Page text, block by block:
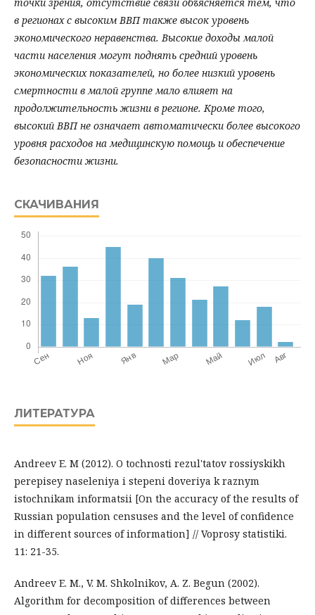
в регионах с высоким ВВП также высок уровень
экономического неравенства. Высокие доходы малой
части населения могут поднять средний уровень
экономических показателей, но более низкий уровень
смертности в малой группе мало влияет на
продолжительность жизни в регионе. Кроме того,
высокий ВВП не означает автоматически более высокого
уровня расходов на медицинскую помощь и обеспечение
безопасности жизни.
СКАЧИВАНИЯ
ЛИТЕРАТУРА
Andreev E. M (2012). O tochnosti rezul'tatov rossiyskikh
perepisey naseleniya i stepeni doveriya k raznym
istochnikam informatsii [On the accuracy of the results of
Russian population censuses and the level of confidence
in different sources of information] // Voprosy statistiki.
11: 21-35.
Andreev E. M., V. M. Shkolnikov, A. Z. Begun (2002).
Algorithm for decomposition of differences between